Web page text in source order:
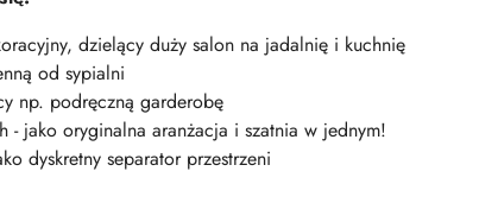
dzielący duży salon na jadalnię i kuchnię
od sypialni
np. podręczną garderobę
- jako oryginalna aranżacja i szatnia w jednym!
dyskretny separator przestrzeni